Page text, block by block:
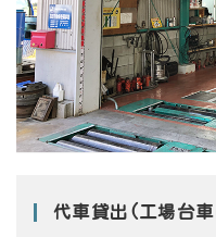
代車貸出(工場台